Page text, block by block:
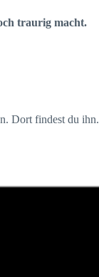
traurig macht.
Dort findest du ihn.